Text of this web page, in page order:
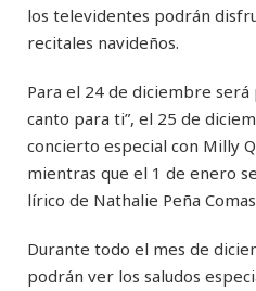
los televidentes podrán
recitales navideños.
Para el 24 de diciembre será
canto para ti”, el 25 de
concierto especial con Milly
mientras que el 1 de enero
lírico de Nathalie Peña
Durante todo el mes de
podrán ver los saludos